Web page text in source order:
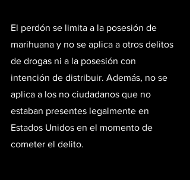
El perdón se limita a la posesión de
marihuana y no se aplica a otros delitos
de drogas ni a la posesión con
intención de distribuir. Además, no se
aplica a los no ciudadanos que no
estaban presentes legalmente en
Estados Unidos en el momento de
cometer el delito.